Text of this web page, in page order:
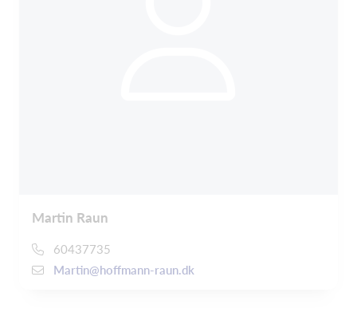
Martin Raun
60437735
Martin@hoffmann-raun.dk